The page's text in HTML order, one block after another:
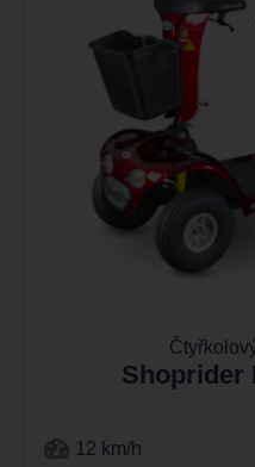
Shoprider
12 km/h